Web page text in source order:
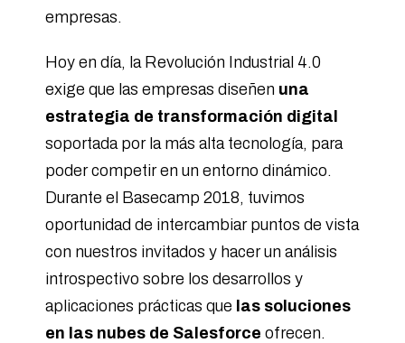
empresas.
Hoy en día, la Revolución Industrial 4.0
exige que las empresas diseñen una
estrategia de transformación digital
soportada por la más alta tecnología, para
poder competir en un entorno dinámico.
Durante el Basecamp 2018, tuvimos
oportunidad de intercambiar puntos de vista
con nuestros invitados y hacer un análisis
introspectivo sobre los desarrollos y
aplicaciones prácticas que las soluciones
en las nubes de Salesforce ofrecen.